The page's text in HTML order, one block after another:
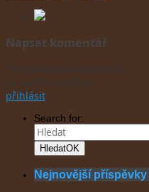
Napsat komentář
přihlásit
Search for:
HledatOK
Nejnovější příspěvky